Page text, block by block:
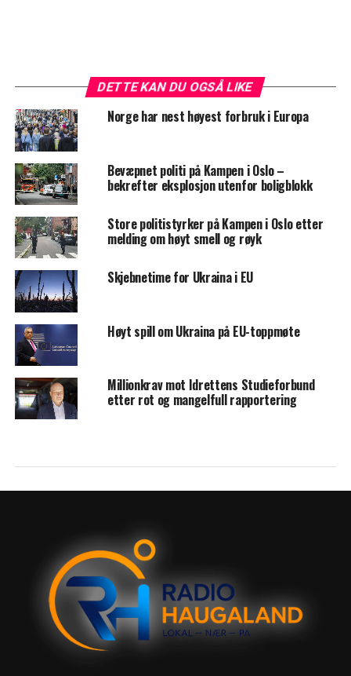
DETTE KAN DU OGSÅ LIKE
Norge har nest høyest forbruk i Europa
Bevæpnet politi på Kampen i Oslo –
bekrefter eksplosjon utenfor boligblokk
Store politistyrker på Kampen i Oslo etter
melding om høyt smell og røyk
Skjebnetime for Ukraina i EU
Høyt spill om Ukraina på EU-toppmøte
Millionkrav mot Idrettens Studieforbund
etter rot og mangelfull rapportering